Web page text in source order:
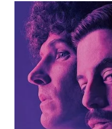
WAHANA
TV
WAHANANEWS
ID
WAHANANEWS
CO ID